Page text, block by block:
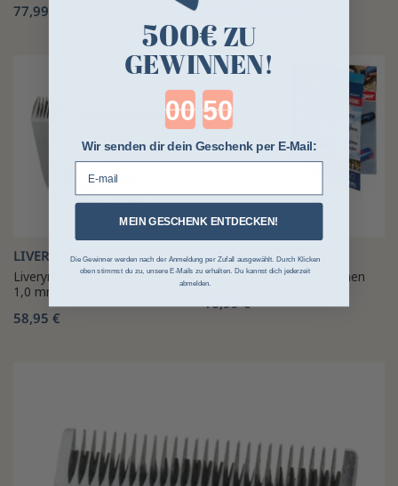
77,99 €
LIVERYMAN
Liveryman-Schermesser 15WF
1,0 mm
58,95 €
EKKIA
Schärfen von Scherkämmen
16,99 €
500€ ZU
GEWINNEN!
Countdown ends in:
Wir senden dir dein Geschenk per E-Mail:
MEIN GESCHENK ENTDECKEN!
Die Gewinner werden nach der Anmeldung per Zufall ausgewählt. Durch Klicken
oben stimmst du zu, unsere E-Mails zu erhalten. Du kannst dich jederzeit
abmelden.